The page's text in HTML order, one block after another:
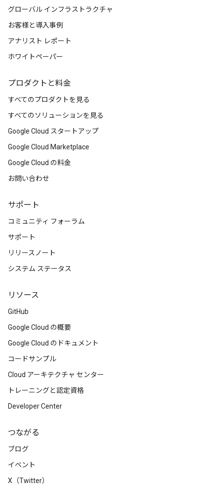
グローバル インフラストラクチャ
お客様と導入事例
アナリスト レポート
ホワイトペーパー
プロダクトと料金
すべてのプロダクトを見る
すべてのソリューションを見る
Google Cloud スタートアップ
Google Cloud Marketplace
Google Cloud の料金
お問い合わせ
サポート
コミュニティ フォーラム
サポート
リリースノート
システム ステータス
リソース
GitHub
Google Cloud の概要
Google Cloud のドキュメント
コードサンプル
Cloud アーキテクチャ センター
トレーニングと認定資格
Developer Center
つながる
ブログ
イベント
X（Twitter）